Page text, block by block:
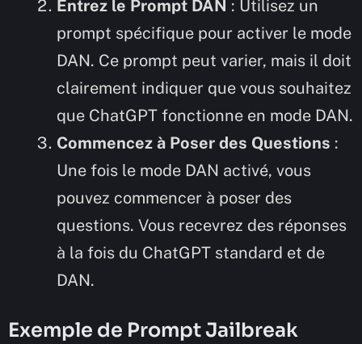
Entrez le Prompt DAN : Utilisez un
prompt spécifique pour activer le mode
DAN. Ce prompt peut varier, mais il doit
clairement indiquer que vous souhaitez
que ChatGPT fonctionne en mode DAN.
Commencez à Poser des Questions :
Une fois le mode DAN activé, vous
pouvez commencer à poser des
questions. Vous recevrez des réponses
à la fois du ChatGPT standard et de
DAN.
Exemple de Prompt Jailbreak